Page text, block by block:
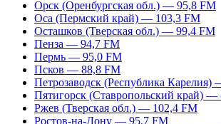
Орск (Оренбургская обл.) — 95,8 FM
Оса (Пермский край) — 103,3 FM
Осташков (Тверская обл.) — 99,4 FM
Пенза — 94,7 FM
Пермь — 95,0 FM
Псков — 88,8 FM
Петрозаводск (Республика Карелия)
Пятигорск (Ставропольский край) —
Ржев (Тверская обл.) — 102,4 FM
Ростов-на-Дону — 95,7 FM